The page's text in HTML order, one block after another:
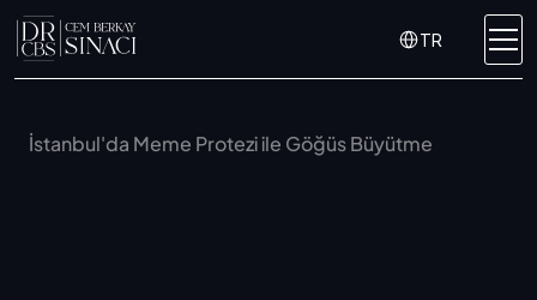
Select Language
TR
İstanbul'da Meme Protezi ile Göğüs Büyütme